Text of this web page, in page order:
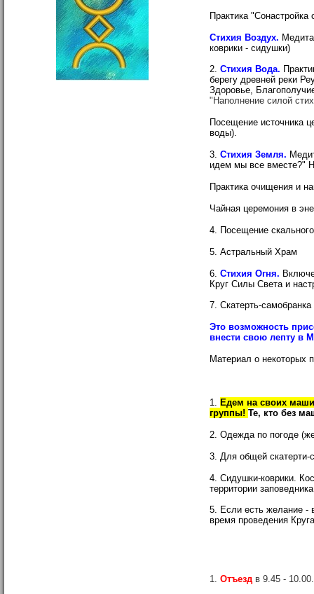
Практика
Стихия Воздух.
коврики - сидушки)
2. Стихия Вода.
берегу древней реки
Здоровье,
"Наполнение силой
Посещение источника
воды).
3. Стихия Земля.
идем мы все вместе?"
Практика очищения и
Чайная церемония в
4. Посещение
5. Астральный Храм
6. Стихия Огня.
Круг Силы Света и
7. Скатерть-
Это возможность
внести свою лепту в
Материал о некоторых
1.
Едем на своих
группы! Те, кто без
2. Одежда по погоде
3. Для общей скатерти-
4. Сидушки-коврики.
территории
5. Если есть желание -
время проведения
1. Отъезд в 9.45 -